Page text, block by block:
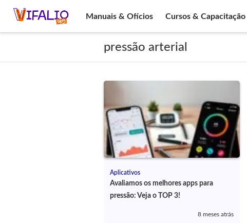
Manuais & Ofícios Cursos & Capacitação
pressão arterial
Aplicativos
Avaliamos os melhores apps para
pressão: Veja o TOP 3!
8 meses atrás